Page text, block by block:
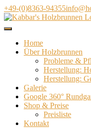
Direkt
zum
Inhalt
+49-(0)8363-94355
Home
Über Holzbrunnen
Probleme &
Herstellung:
Herstellung:
Galerie
Google 360°
Shop & Preise
Preisliste
Kontakt